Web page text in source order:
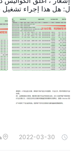
ل: هل هذا إجراء تشغيل
2022-03-30